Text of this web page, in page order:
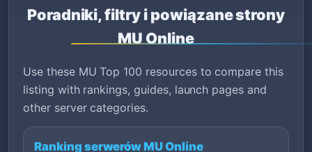
Poradniki, filtry i powiązane strony
MU Online
Use these MU Top 100 resources to compare this
listing with rankings, guides, launch pages and
other server categories.
Ranking serwerów MU Online